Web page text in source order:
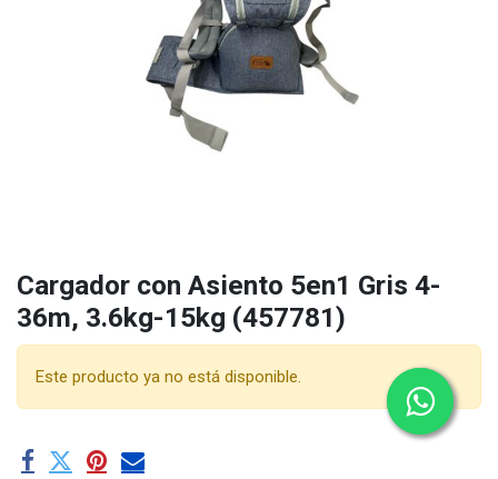
Cargador con Asiento 5en1 Gris 4-
36m, 3.6kg-15kg (457781)
Este producto ya no está disponible.